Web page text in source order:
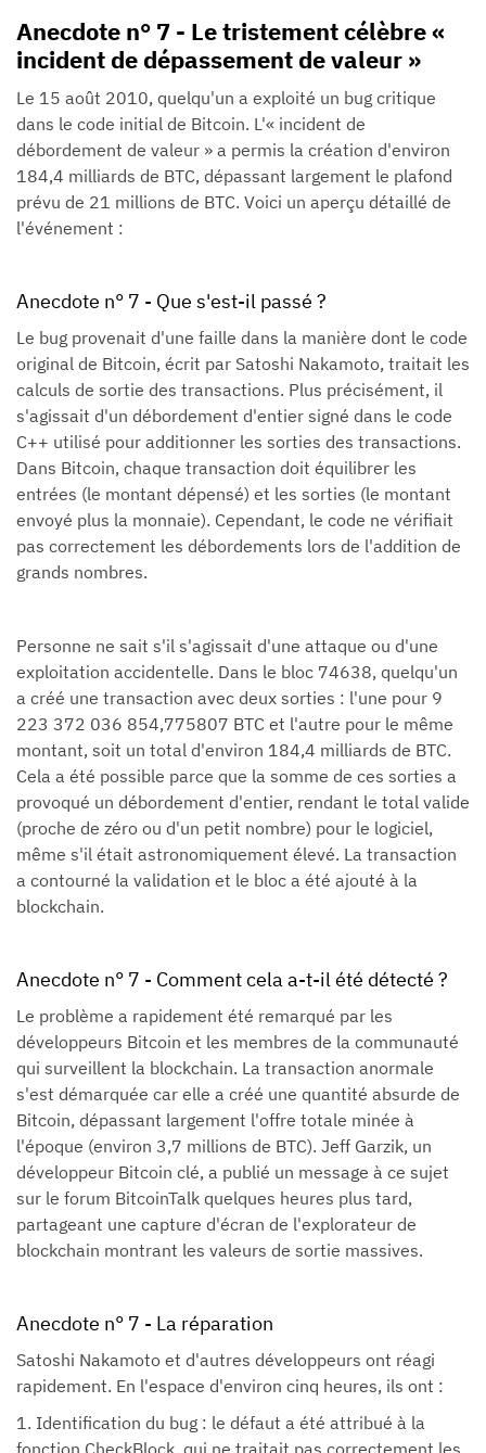
Anecdote n° 7 - Le tristement célèbre «
incident de dépassement de valeur »
Le 15 août 2010, quelqu'un a exploité un bug critique
dans le code initial de Bitcoin. L'« incident de
débordement de valeur » a permis la création d'environ
184,4 milliards de BTC, dépassant largement le plafond
prévu de 21 millions de BTC. Voici un aperçu détaillé de
l'événement :
Anecdote n° 7 - Que s'est-il passé ?
Le bug provenait d'une faille dans la manière dont le code
original de Bitcoin, écrit par Satoshi Nakamoto, traitait les
calculs de sortie des transactions. Plus précisément, il
s'agissait d'un débordement d'entier signé dans le code
C++ utilisé pour additionner les sorties des transactions.
Dans Bitcoin, chaque transaction doit équilibrer les
entrées (le montant dépensé) et les sorties (le montant
envoyé plus la monnaie). Cependant, le code ne vérifiait
pas correctement les débordements lors de l'addition de
grands nombres.
Personne ne sait s'il s'agissait d'une attaque ou d'une
exploitation accidentelle. Dans le bloc 74638, quelqu'un
a créé une transaction avec deux sorties : l'une pour 9
223 372 036 854,775807 BTC et l'autre pour le même
montant, soit un total d'environ 184,4 milliards de BTC.
Cela a été possible parce que la somme de ces sorties a
provoqué un débordement d'entier, rendant le total valide
(proche de zéro ou d'un petit nombre) pour le logiciel,
même s'il était astronomiquement élevé. La transaction
a contourné la validation et le bloc a été ajouté à la
blockchain.
Anecdote n° 7 - Comment cela a-t-il été détecté ?
Le problème a rapidement été remarqué par les
développeurs Bitcoin et les membres de la communauté
qui surveillent la blockchain. La transaction anormale
s'est démarquée car elle a créé une quantité absurde de
Bitcoin, dépassant largement l'offre totale minée à
l'époque (environ 3,7 millions de BTC). Jeff Garzik, un
développeur Bitcoin clé, a publié un message à ce sujet
sur le forum BitcoinTalk quelques heures plus tard,
partageant une capture d'écran de l'explorateur de
blockchain montrant les valeurs de sortie massives.
Anecdote n° 7 - La réparation
Satoshi Nakamoto et d'autres développeurs ont réagi
rapidement. En l'espace d'environ cinq heures, ils ont :
1. Identification du bug : le défaut a été attribué à la
fonction CheckBlock, qui ne traitait pas correctement les